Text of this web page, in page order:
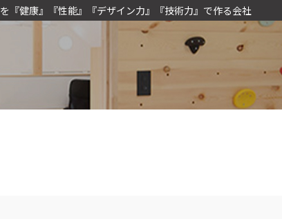
『健康』『性能』『デザイン力』『技術力』で作る会社